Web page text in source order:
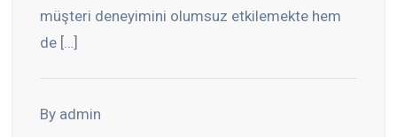
müşteri deneyimini olumsuz etkilemekte hem
de […]
By admin